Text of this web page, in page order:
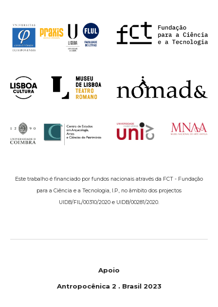
Este trabalho é financiado por fundos nacionais através da FCT - Fundação
para a Ciência e a Tecnologia, I.P., no âmbito dos projectos
UIDB/FIL/00310/2020 e UIDB/00281/2020.
Apoio
Antropocênica 2 . Brasil 2023